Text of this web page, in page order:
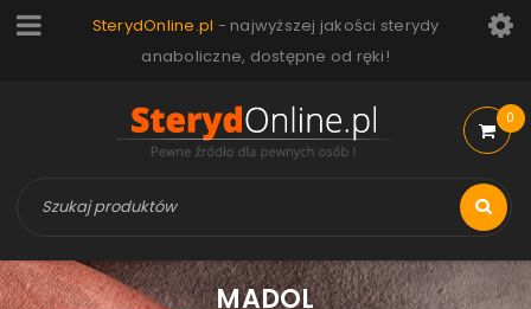
SterydOnline.pl - najwyższej jakości sterydy
anaboliczne, dostępne od ręki!
0
MADOL